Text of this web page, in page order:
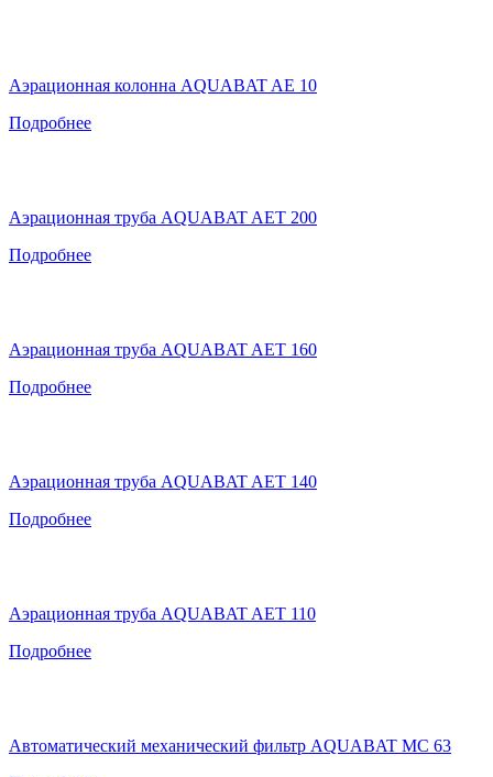
Аэрационная колонна AQUABAT AE 10
Подробнее
Аэрационная труба AQUABAT AET 200
Подробнее
Аэрационная труба AQUABAT AET 160
Подробнее
Аэрационная труба AQUABAT AET 140
Подробнее
Аэрационная труба AQUABAT AET 110
Подробнее
Автоматический механический фильтр AQUABAT MC 63